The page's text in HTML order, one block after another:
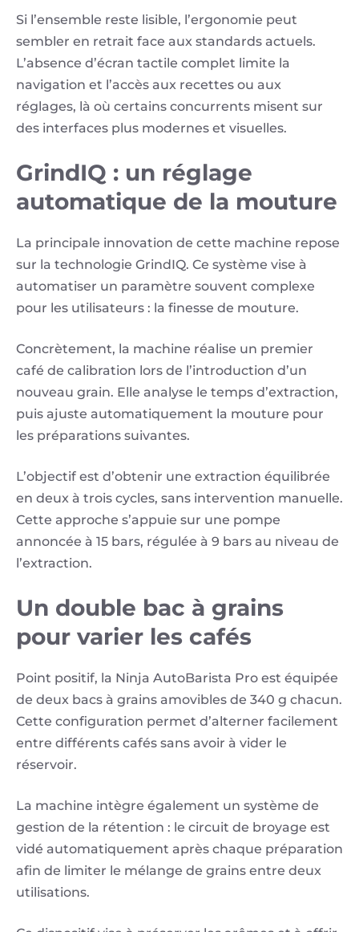
Si l’ensemble reste lisible, l’ergonomie peut
sembler en retrait face aux standards actuels.
L’absence d’écran tactile complet limite la
navigation et l’accès aux recettes ou aux
réglages, là où certains concurrents misent sur
des interfaces plus modernes et visuelles.
GrindIQ : un réglage
automatique de la mouture
La principale innovation de cette machine repose
sur la technologie GrindIQ. Ce système vise à
automatiser un paramètre souvent complexe
pour les utilisateurs : la finesse de mouture.
Concrètement, la machine réalise un premier
café de calibration lors de l’introduction d’un
nouveau grain. Elle analyse le temps d’extraction,
puis ajuste automatiquement la mouture pour
les préparations suivantes.
L’objectif est d’obtenir une extraction équilibrée
en deux à trois cycles, sans intervention manuelle.
Cette approche s’appuie sur une pompe
annoncée à 15 bars, régulée à 9 bars au niveau de
l’extraction.
Un double bac à grains
pour varier les cafés
Point positif, la Ninja AutoBarista Pro est équipée
de deux bacs à grains amovibles de 340 g chacun.
Cette configuration permet d’alterner facilement
entre différents cafés sans avoir à vider le
réservoir.
La machine intègre également un système de
gestion de la rétention : le circuit de broyage est
vidé automatiquement après chaque préparation
afin de limiter le mélange de grains entre deux
utilisations.